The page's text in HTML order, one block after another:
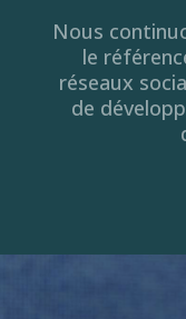
Nous
le
réseaux
de